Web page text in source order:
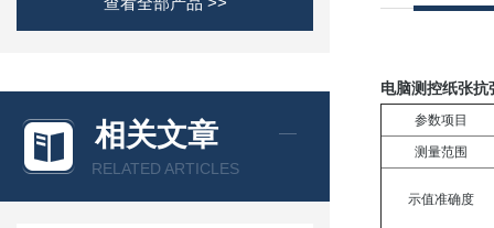
相关文章
RELATED ARTICLES
电脑测控纸张抗
参数项 目
测量范围
示值准确度